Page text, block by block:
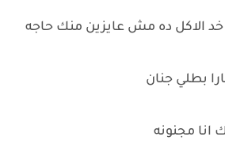
الاكل ده مش عايزين منك حاجه
بطلي جنان
مجنونه